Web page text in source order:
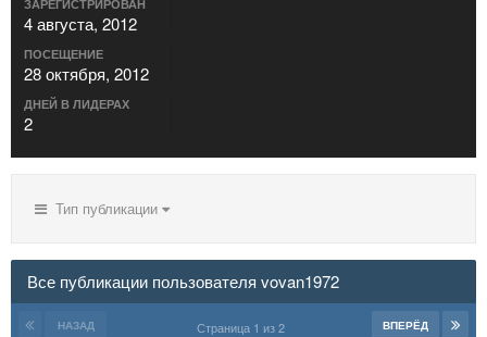
ЗАРЕГИСТРИРОВАН
4 августа, 2012
ПОСЕЩЕНИЕ
28 октября, 2012
ДНЕЙ В ЛИДЕРАХ
2
Тип публикации
Все публикации пользователя vovan1972
НАЗАД ВПЕРЁД
Страница 1 из 2